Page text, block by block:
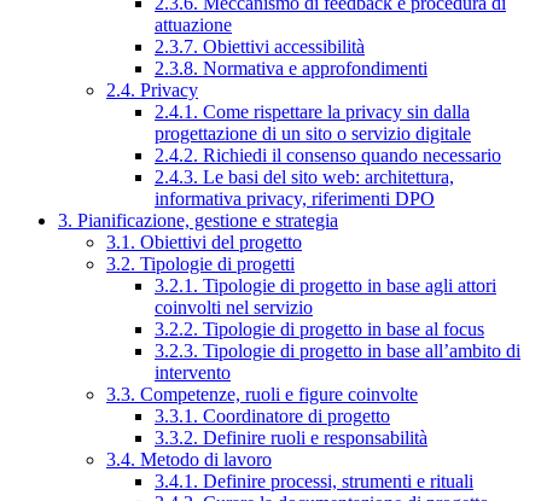
attuazione
2.3.7. Obiettivi accessibilità
2.3.8. Normativa e approfondimenti
2.4. Privacy
2.4.1. Come rispettare la privacy sin dalla
progettazione di un sito o servizio digitale
2.4.2. Richiedi il consenso quando necessario
2.4.3. Le basi del sito web: architettura,
informativa privacy, riferimenti DPO
3. Pianificazione, gestione e strategia
3.1. Obiettivi del progetto
3.2. Tipologie di progetti
3.2.1. Tipologie di progetto in base agli attori
coinvolti nel servizio
3.2.2. Tipologie di progetto in base al focus
3.2.3. Tipologie di progetto in base all’ambito di
intervento
3.3. Competenze, ruoli e figure coinvolte
3.3.1. Coordinatore di progetto
3.3.2. Definire ruoli e responsabilità
3.4. Metodo di lavoro
3.4.1. Definire processi, strumenti e rituali